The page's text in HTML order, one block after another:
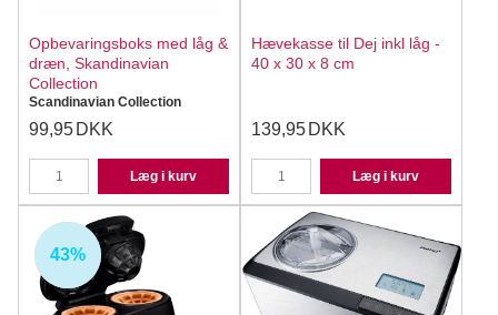
Opbevaringsboks med låg &
dræn, Skandinavian
Collection
Scandinavian Collection
99,95 DKK
Læg i kurv
Hævekasse til Dej inkl låg -
40 x 30 x 8 cm
139,95 DKK
Læg i kurv
UDSOLGT
43%